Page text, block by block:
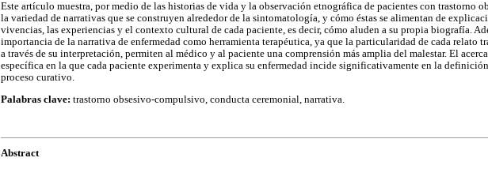
Este artículo muestra, por medio de las historias de vida y la observación etnográfica de pacientes con trastorno
la variedad de narrativas que se construyen alrededor de la sintomatología, y cómo éstas se alimentan de
vivencias, las experiencias y el contexto cultural de cada paciente, es decir, cómo aluden a su propia biografía.
importancia de la narrativa de enfermedad como herramienta terapéutica, ya que la particularidad de cada relato
a través de su interpretación, permiten al médico y al paciente una comprensión más amplia del malestar. El
específica en la que cada paciente experimenta y explica su enfermedad incide significativamente en la
proceso curativo.
Palabras clave: trastorno obsesivo-compulsivo, conducta ceremonial, narrativa.
Abstract